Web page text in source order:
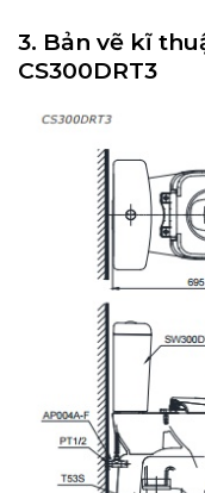
3. Bản vẽ kĩ
CS300DRT3